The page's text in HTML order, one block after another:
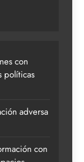
con
políticas
adversa
con